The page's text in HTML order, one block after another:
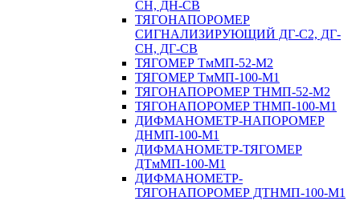
СН, ДН-СВ
ТЯГОНАПОРОМЕР
СИГНАЛИЗИРУЮЩИЙ ДГ-С2, ДГ-
СН, ДГ-СВ
ТЯГОМЕР ТмМП-52-М2
ТЯГОМЕР ТмМП-100-М1
ТЯГОНАПОРОМЕР ТНМП-52-М2
ТЯГОНАПОРОМЕР ТНМП-100-М1
ДИФМАНОМЕТР-НАПОРОМЕР
ДНМП-100-М1
ДИФМАНОМЕТР-ТЯГОМЕР
ДТмМП-100-М1
ДИФМАНОМЕТР-
ТЯГОНАПОРОМЕР ДТНМП-100-М1